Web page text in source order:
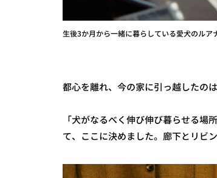
生後3か月から一緒に暮らしている愛犬のルア
都心を離れ、今の家に引っ越したの
「犬がなるべく伸び伸び暮らせる
て、ここに決めました。廊下とリビ